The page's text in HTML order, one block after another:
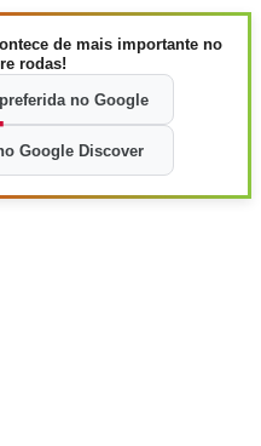
de mais importante no
rodas!
no Google
Google Discover